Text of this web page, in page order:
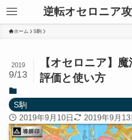
逆転オセロニア
ホーム S駒
【オセロニア】魔
評価と使い方
2019
9/13
S駒
2019年9月10日
2019年9月13